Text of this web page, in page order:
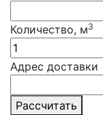
Количество, м3
Адрес доставки
Рассчитать